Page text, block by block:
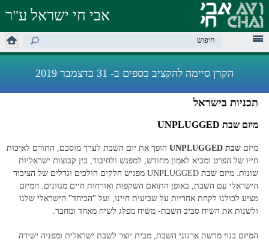
לתוכן
העיקרי
אבי חי ישראל ע"ר
מילות מפתח לחיפוש
הקרן סיימה להקציב כספים ב- 31 בדצמבר 2019
תכניות בישראל
מיזם שבת UNPLUGGED
מיזם שבת UNPLUGGED הופך את יום השבת לערך מוסכם, התורם לאיכות
חייו של הפרט ומביא לאמון מחודש, למפגש ולחיבור, בין קבוצות ישראליות
שונות. מיזם שבת UNPLUGGEDמפגיש חלקים הולכים וגדלים של הציבור
הישראלי עם השבת, באופן התואם השקפות ואורחות חיים מגוונים. המיזם
מציע לכולנו לקחת אחריות על שביעית חיינו, ועל "הביחד" הישראלי שלנו
ולשנות את השיח סביב השבת- משיח מפלג לשיח מאחד ומחבר.
המיזם בנוי מרשת ארגוני השבת, מבית יוצר לשבת ישראלית ומפניה ישירה